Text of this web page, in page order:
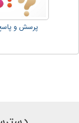
پرسش و